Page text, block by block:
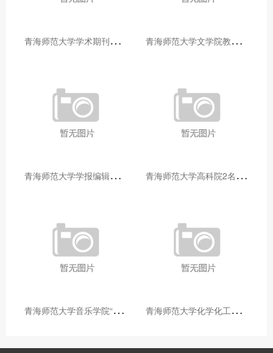
青
海师范大学学术期刊两个专栏入选2025年青海省期刊重点专栏 青
海师范大学文学院教师赴山东省相关高校和学术机构交流学习
青
海师范大学学报编辑部赴大通县城关镇上毛佰胜村开展帮扶慰问活动 青
海师范大学高科院2名专家当选中国科学院院士
青
海师范大学音乐学院“青舞华章”本科舞蹈专业中期汇报圆满落幕 青
海师范大学化学化工学院开展铸牢中华民族共同体意识大讲堂活动